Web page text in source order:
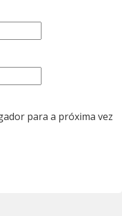
para a próxima vez